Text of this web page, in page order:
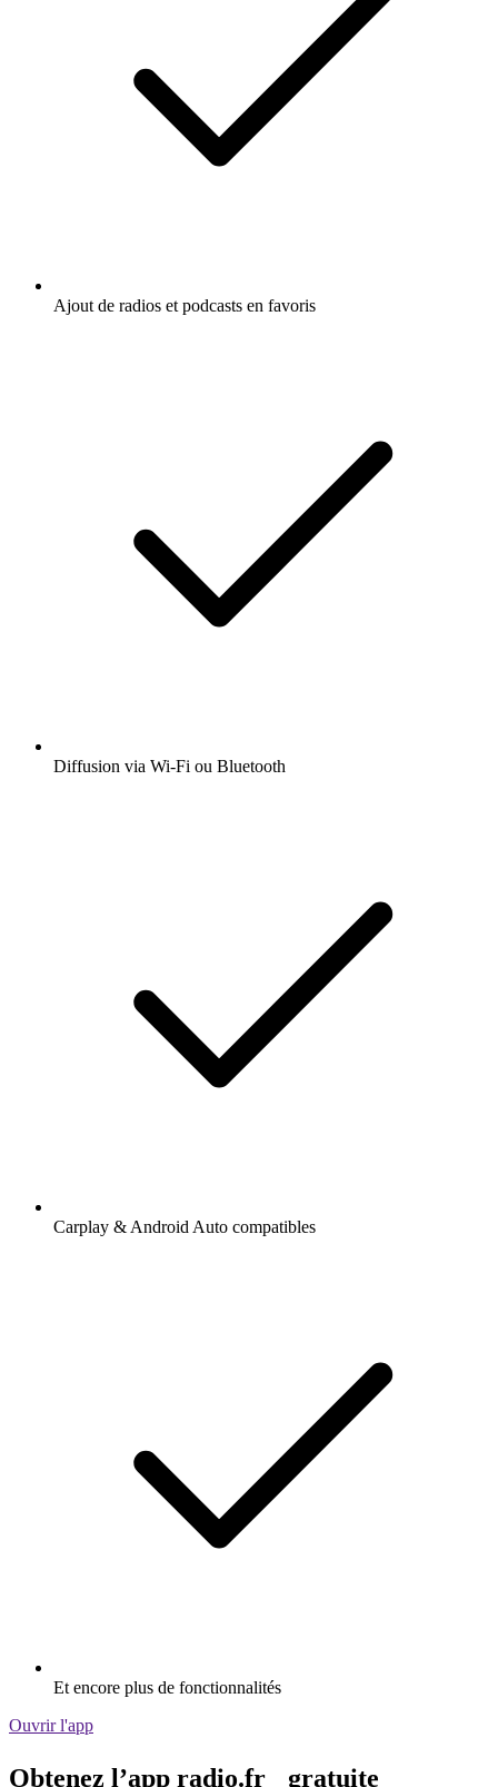
Ajout de radios et podcasts en favoris
Diffusion via Wi-Fi ou Bluetooth
Carplay & Android Auto compatibles
Et encore plus de fonctionnalités
Ouvrir l'app
Obtenez l’app radio.fr gratuite